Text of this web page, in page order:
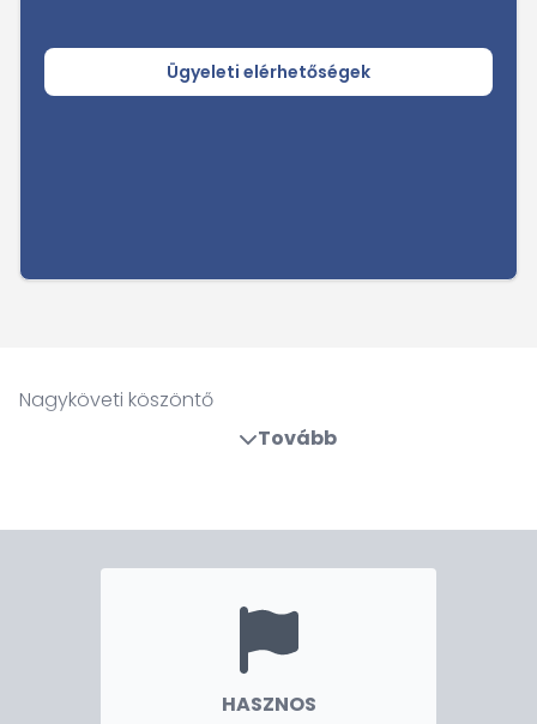
Ügyeleti elérhetőségek
Nagyköveti köszöntő
Tovább
HASZNOS